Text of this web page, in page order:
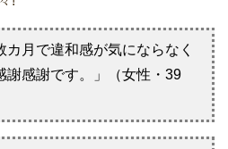
カ月で違和感が気にならなく
謝感謝です。」（女性・39